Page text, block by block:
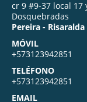
UBICACIÓN
cr 9 #9-37 local 17
Dosquebradas
Pereira - Risaralda
MÓVIL
+573123942851
TELÉFONO
+573123942851